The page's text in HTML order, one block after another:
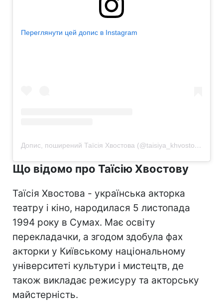
Переглянути цей допис в Instagram
Допис, поширений Таїсія Хвостова (@taisiya_khvostova)
Що відомо про Таїсію Хвостову
Таїсія Хвостова - українська акторка
театру і кіно, народилася 5 листопада
1994 року в Сумах. Має освіту
перекладачки, а згодом здобула фах
акторки у Київському національному
університеті культури і мистецтв, де
також викладає режисуру та акторську
майстерність.